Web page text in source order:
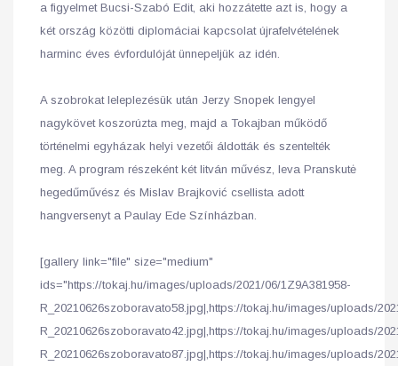
a figyelmet Bucsi-Szabó Edit, aki hozzátette azt is, hogy a
két ország közötti diplomáciai kapcsolat újrafelvételének
harminc éves évfordulóját ünnepeljük az idén.
A szobrokat leleplezésük után Jerzy Snopek lengyel
nagykövet koszorúzta meg, majd a Tokajban működő
történelmi egyházak helyi vezetői áldották és szentelték
meg. A program részeként két litván művész, Ieva Pranskutė
hegedűművész és Mislav Brajković csellista adott
hangversenyt a Paulay Ede Színházban.
[gallery link="file" size="medium"
ids="https://tokaj.hu/images/uploads/2021/06/1Z9A381958-
R_20210626szoboravato58.jpg|,https://tokaj.hu/images/uploads/
R_20210626szoboravato42.jpg|,https://tokaj.hu/images/uploads/
R_20210626szoboravato87.jpg|,https://tokaj.hu/images/uploads/